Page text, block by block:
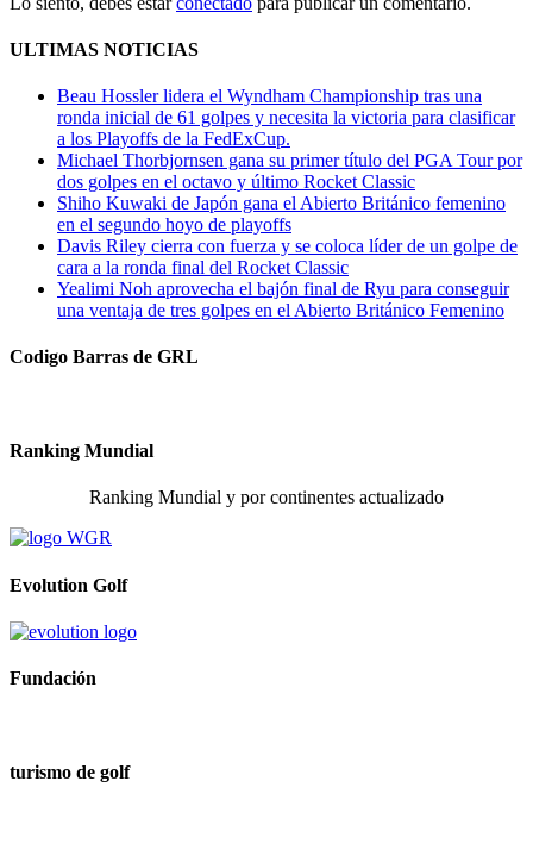
ULTIMAS NOTICIAS
Beau Hossler lidera el Wyndham Championship tras una
ronda inicial de 61 golpes y necesita la victoria para clasificar
a los Playoffs de la FedExCup.
Michael Thorbjornsen gana su primer título del PGA Tour por
dos golpes en el octavo y último Rocket Classic
Shiho Kuwaki de Japón gana el Abierto Británico femenino
en el segundo hoyo de playoffs
Davis Riley cierra con fuerza y ​​se coloca líder de un golpe de
cara a la ronda final del Rocket Classic
Yealimi Noh aprovecha el bajón final de Ryu para conseguir
una ventaja de tres golpes en el Abierto Británico Femenino
Codigo Barras de GRL
Ranking Mundial
Ranking Mundial y por continentes actualizado
Evolution Golf
Fundación
turismo de golf